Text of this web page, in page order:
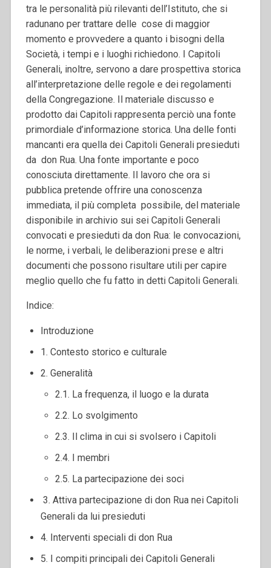
tra le personalità più rilevanti dell’Istituto, che si
radunano per trattare delle cose di maggior
momento e provvedere a quanto i bisogni della
Società, i tempi e i luoghi richiedono. I Capitoli
Generali, inoltre, servono a dare prospettiva storica
all’interpretazione delle regole e dei regolamenti
della Congregazione. Il materiale discusso e
prodotto dai Capitoli rappresenta perciò una fonte
primordiale d’informazione storica. Una delle fonti
mancanti era quella dei Capitoli Generali presieduti
da don Rua. Una fonte importante e poco
conosciuta direttamente. Il lavoro che ora si
pubblica pretende offrire una conoscenza
immediata, il più completa possibile, del materiale
disponibile in archivio sui sei Capitoli Generali
convocati e presieduti da don Rua: le convocazioni,
le norme, i verbali, le deliberazioni prese e altri
documenti che possono risultare utili per capire
meglio quello che fu fatto in detti Capitoli Generali.
Indice:
Introduzione
1. Contesto storico e culturale
2. Generalità
2.1. La frequenza, il luogo e la durata
2.2. Lo svolgimento
2.3. Il clima in cui si svolsero i Capitoli
2.4. I membri
2.5. La partecipazione dei soci
3. Attiva partecipazione didonRua nei Capitoli
Generali da lui presieduti
4. Interventi speciali di don Rua
5. I compiti principali dei Capitoli Generali